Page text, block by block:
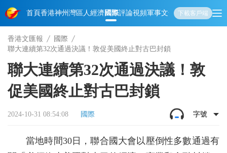
首頁香港神州 灣區人經濟國際評論視頻軍事文化 娛樂生活教育體
下載客戶端
香港文匯報
國際
聯大連續第32次通過決議！敦促美國終止對古巴封鎖
聯大連續第32次通過決議！敦
促美國終止對古巴封鎖
2024-10-31 08:54:08 國際 字號
當地時間30日，聯合國大會以壓倒性多數通過有